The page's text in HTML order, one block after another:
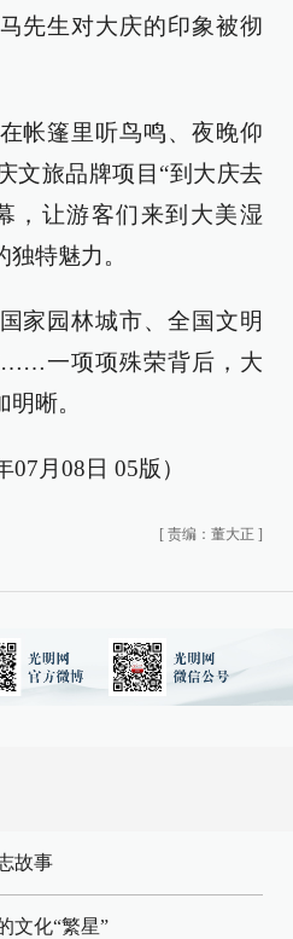
先生对大庆的印象被彻
帐篷里听鸟鸣、夜晚仰
文旅品牌项目“到大庆去
，让游客们来到大美湿
特魅力。
家园林城市、全国文明
一项项殊荣背后，大
晰。
07月08日 05版）
[ 责编：董大正 ]
故事
文化“繁星”